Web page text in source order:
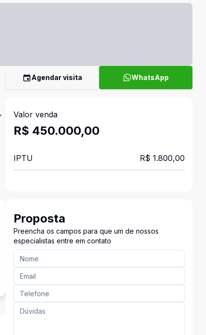
Agendar visita WhatsApp
Valor venda
R$ 450.000,00
IPTU R$ 1.800,00
Proposta
Preencha os campos para que um de nossos
especialistas entre em contato